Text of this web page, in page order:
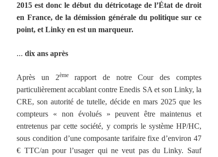
2015 est donc le début du détricotage de l’État de droit
en France, de la démission générale du politique sur ce
point, et Linky en est un marqueur.
…dix ans après
Après un 2èmerapport de notre Cour des comptes
particulièrement accablant contre Enedis SA et son Linky, la
CRE, son autorité de tutelle, décide en mars 2025 que les
compteurs « non évolués » peuvent être maintenus et
entretenus par cette société, y compris le système HP/HC,
sous condition d’une composante tarifaire fixe d’environ 47
€ TTC/an pour l’usager qui ne veut pas du Linky. Sauf